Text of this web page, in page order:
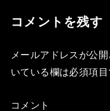
コメントを残す
メールアドレスが公
いている欄は必須項目
コメント